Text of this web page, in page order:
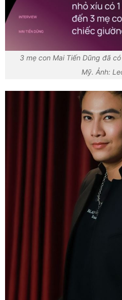
3 mẹ con Mai Tiến Dũng đã
Mỹ. Ảnh: